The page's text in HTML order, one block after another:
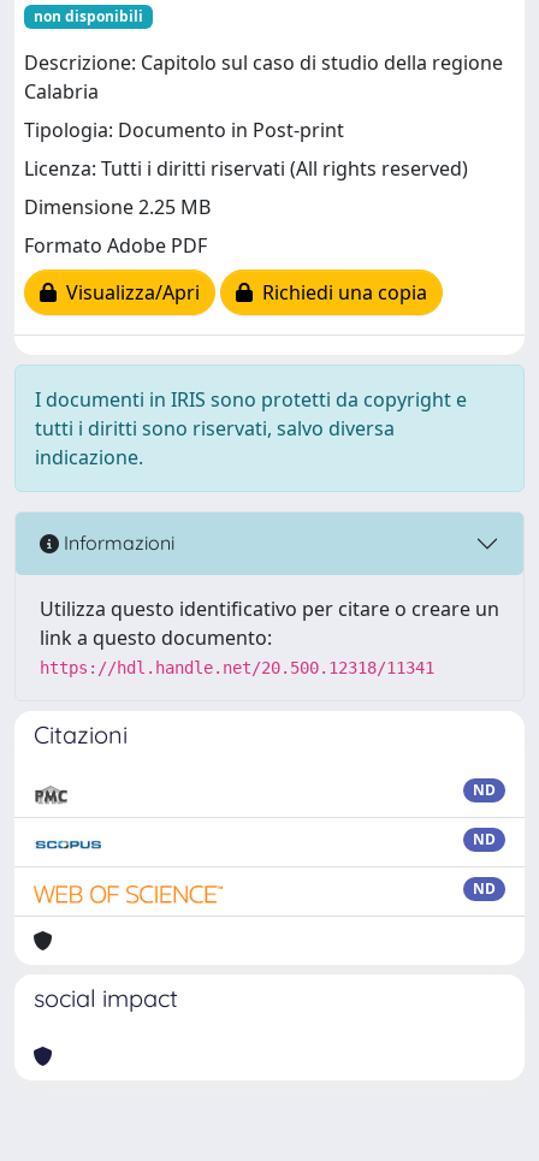
non disponibili
Descrizione: Capitolo sul caso di studio della regione
Calabria
Tipologia: Documento in Post-print
Licenza: Tutti i diritti riservati (All rights reserved)
Dimensione 2.25 MB
Formato Adobe PDF
Visualizza/Apri
Richiedi una copia
I documenti in IRIS sono protetti da copyright e
tutti i diritti sono riservati, salvo diversa
indicazione.
Informazioni
Utilizza questo identificativo per citare o creare un
link a questo documento:
https://hdl.handle.net/20.500.12318/11341
Citazioni
ND
ND
ND
social impact